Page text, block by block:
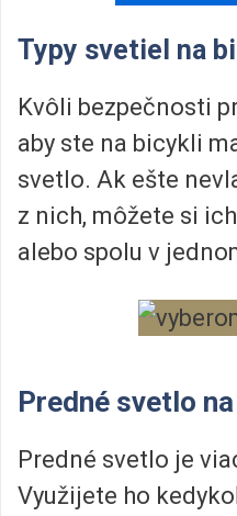
Typy svetiel na
Kvôli bezpečnosti
aby ste na bicykli
svetlo. Ak ešte
z nich, môžete si
alebo spolu v
Predné svetlo
Predné svetlo je
Využijete ho